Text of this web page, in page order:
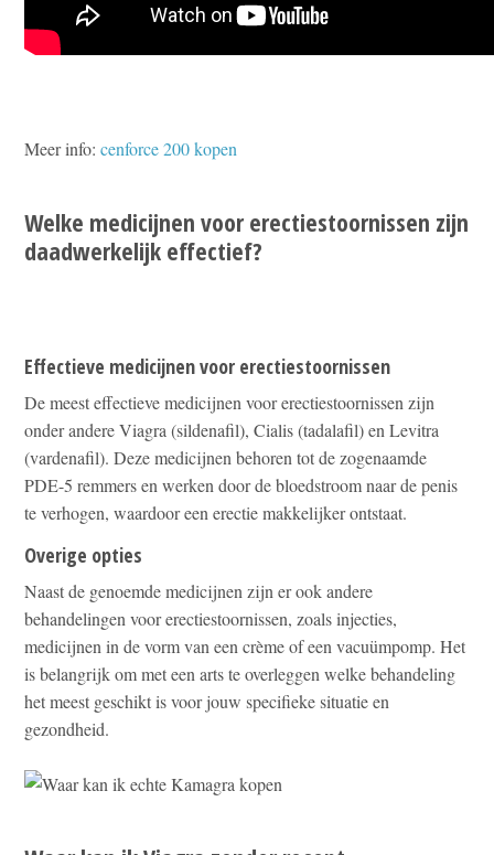
Meer info:cenforce 200 kopen
Welke medicijnen voor erectiestoornissen zijn
daadwerkelijk effectief?
Effectieve medicijnen voor erectiestoornissen
De meest effectieve medicijnen voor erectiestoornissen zijn
onder andere Viagra (sildenafil), Cialis (tadalafil) en Levitra
(vardenafil). Deze medicijnen behoren tot de zogenaamde
PDE-5 remmers en werken door de bloedstroom naar de penis
te verhogen, waardoor een erectie makkelijker ontstaat.
Overige opties
Naast de genoemde medicijnen zijn er ook andere
behandelingen voor erectiestoornissen, zoals injecties,
medicijnen in de vorm van een crème of een vacuümpomp. Het
is belangrijk om met een arts te overleggen welke behandeling
het meest geschikt is voor jouw specifieke situatie en
gezondheid.